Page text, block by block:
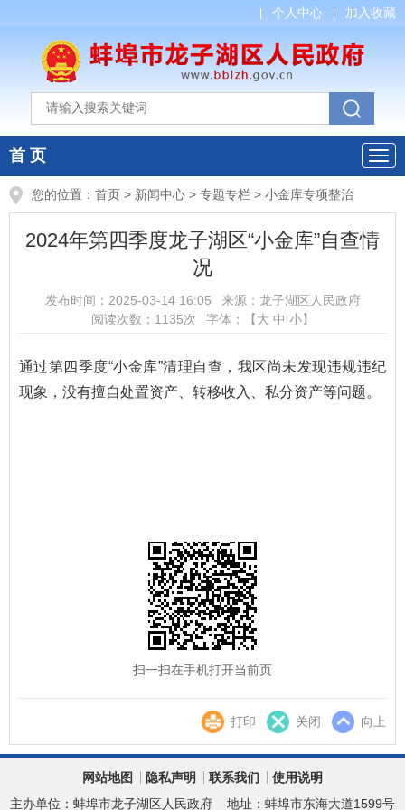
个人中心 加入收藏
首 页
您的位置： 首页 > 新闻中心 > 专题专栏 > 小金库专项整治
2024年第四季度龙子湖区“小金库”自查情
况
发布时间： 2025-03-14 16:05 来源： 龙子湖区人民政府
阅读次数： 1135次 字体：【大 中 小】
通过第四季度“小金库”清理自查，我区尚未发现违规违纪
现象，没有擅自处置资产、转移收入、私分资产等问题。
扫一扫在手机打开当前页
打印 关闭 向上
网站地图 隐私声明 联系我们
使用说明
主办单位：蚌埠市龙子湖区人民政府
地址：蚌埠市东海大道1599号